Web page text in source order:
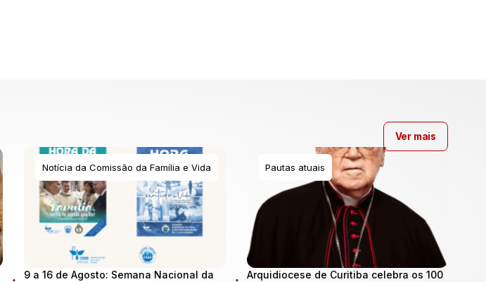
Notícia da Comissão da Família e Vida
9 a 16 de Agosto: Semana Nacional da
Pautas atuais
Arquidiocese de Curitiba celebra os 100
Ver mais